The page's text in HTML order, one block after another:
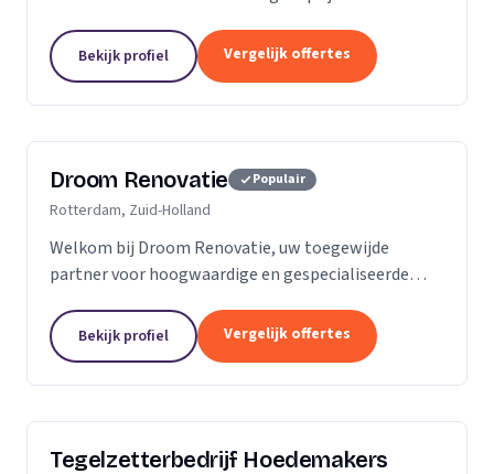
soorten parketvloeren en laminaat online
bestellen...
Bekijk profiel Vergelijk offertes
Droom Renovatie Populair
Rotterdam, Zuid-Holland
Welkom bij Droom Renovatie, uw toegewijde
partner voor hoogwaardige en gespecialiseerde
is dan slechts een plek; het is een weerspiegeling
van uw...
Bekijk profiel Vergelijk offertes
Tegelzetterbedrijf Hoedemakers